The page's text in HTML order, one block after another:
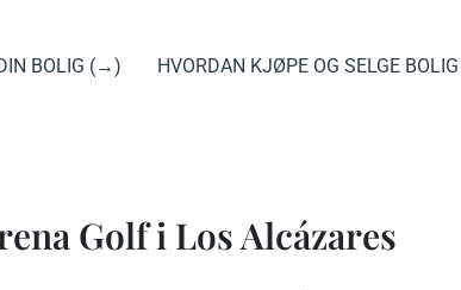
BOLIG (→) HVORDAN KJØPE OG SELGE BOLIG
Golf i Los Alcázares